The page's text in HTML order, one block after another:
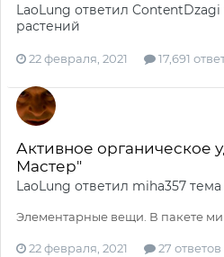
LaoLung ответил ContentDzagi
растений
22 февраля, 2021 17,691
Активное органическое
Мастер"
LaoLung ответил miha357 тема
Элементарные вещи. В пакете
22 февраля, 2021 27 ответов